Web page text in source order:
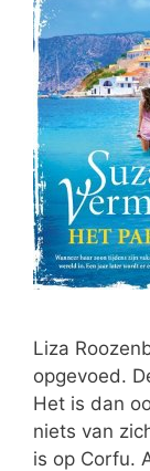
Liza
opgevoed.
Het is dan
niets van
is op Corfu.